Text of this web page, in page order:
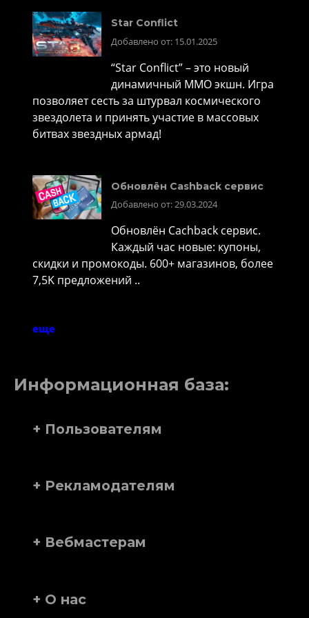
Star Conflict
Добавлено от: 15.01.2025
“Star Conflict” – это новый
динамичный MMO экшн. Игра
позволяет сесть за штурвал космического
звездолета и принять участие в массовых
битвах звездных армад!
Обновлён Cashback сервис
Добавлено от: 29.03.2024
Обновлён Cachback сервис.
Каждый час новые: купоны,
скидки и промокоды. 600+ магазинов, более
7,5K предложений ..
еще
Информационная база:
+ Пользователям
+ Рекламодателям
+ Вебмастерам
+ О нас